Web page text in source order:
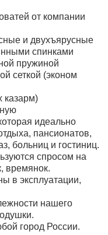
от компании
и двухъярусные
спинками
пружиной
сеткой (эконом
казарм)
идеально
пансионатов,
больниц и гостиниц.
спросом на
времянок.
в эксплуатации,
нашего
город России.